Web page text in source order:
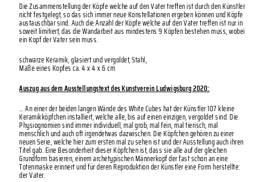
Die Zusammenstellung der Köpfe welche auf den Vater treffen ist durch den Künstler
nicht festgelegt, so das sich immer neue Konstellationen ergeben können und Köpfe
austauschbar sind. Auch die Anzahl der Köpfe welche auf den Vater treffen ist nur in
soweit limitiert, das die Wandarbeit aus mindestens 9 Köpfen bestehen muss, wobei
ein Kopf der Vater sein muss.
schwarze Keramik, glasiert und vergoldet, Stahl,
Maße eines Kopfes ca. 4 x 4 x 6 cm
Auszug aus dem Ausstellungstext desKunstverein Ludwigsburg 2020:
… An einer der beiden langen Wände des White Cubes hat der Künstler 107 kleine
Keramikköpfchen installiert, welche alle, bis auf einen einzigen, vergoldet sind. Die
Physiognomien sind immer individuell, mal grob, mal fein, mal tierisch, mal
menschlich und auch oft irgendetwas dazwischen. Die Köpfchen gehören zu einer
neuen Serie, welche hier zum ersten mal zu sehen ist und der Ausstellung auch ihren
Titel gab. Eine Besonderheit dieser Köpfchen ist, dass sie alle auf der gleichen
Grundform basieren, einem archetypischen Männerkopf der fast schon an eine
Totenmaske erinnert und für deren Reproduktion der Künstler eine Form herstellte:
der Vater.